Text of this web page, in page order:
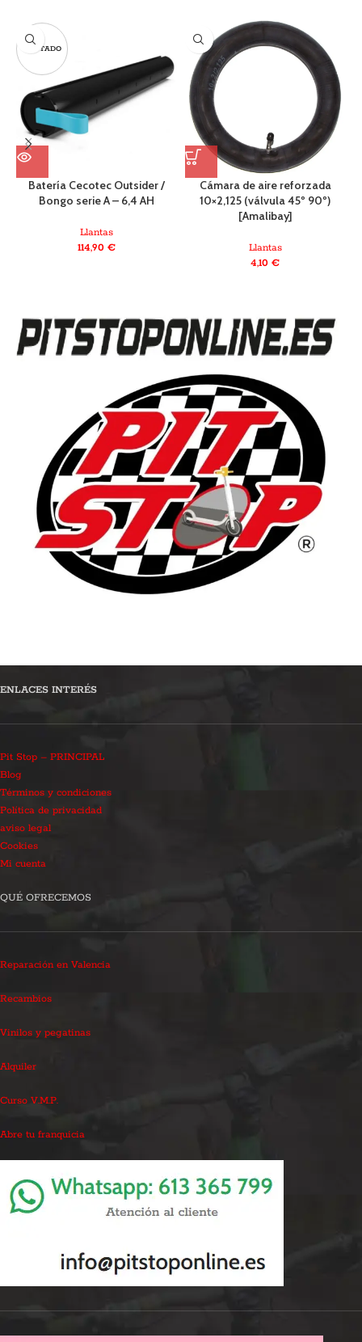
AGOTADO
Batería Cecotec Outsider /
Bongo serie A – 6,4 AH
Llantas
114,90 €
Cámara de aire reforzada
10×2,125 (válvula 45º 90º)
[Amalibay]
Llantas
4,10€
ENLACES INTERÉS
Pit Stop – PRINCIPAL
Blog
Términos y condiciones
Política de privacidad
aviso legal
Cookies
Mi cuenta
QUÉ OFRECEMOS
Reparación en Valencia
Recambios
Vinilos y pegatinas
Alquiler
Curso V.M.P.
Abre tu franquicia